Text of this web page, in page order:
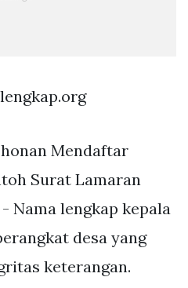
Mendaftar
Surat Lamaran
Nama lengkap kepala
desa yang
keterangan.